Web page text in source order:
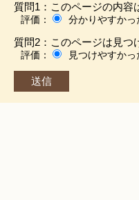
質問1：このページの内容
評価： 分かりやすかっ
質問2：このページは見つ
評価： 見つけやすかっ